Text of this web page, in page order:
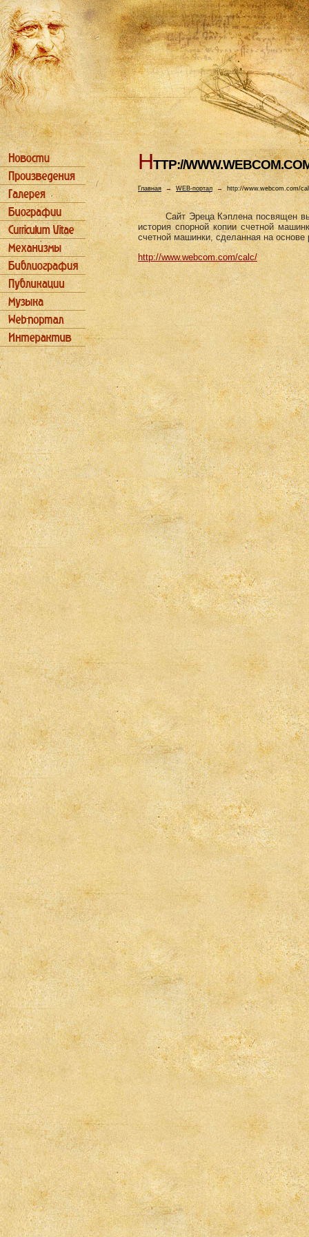
HTTP://
Главная→ WEB-портал → http://www.webcom.com/
Сайт Эреца Кэплена посвящен
история спорной копии счетной
счетной машинки, сделанная на
http://www.webcom.com/calc/